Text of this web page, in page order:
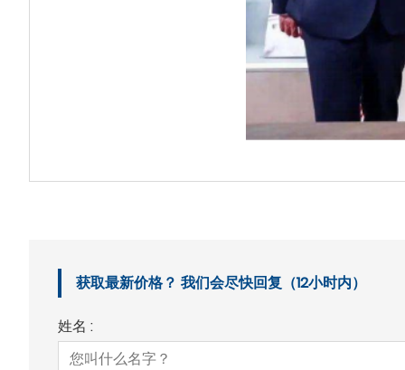
获取最新价格？ 我们会尽快回复（12小时内）
姓名 :